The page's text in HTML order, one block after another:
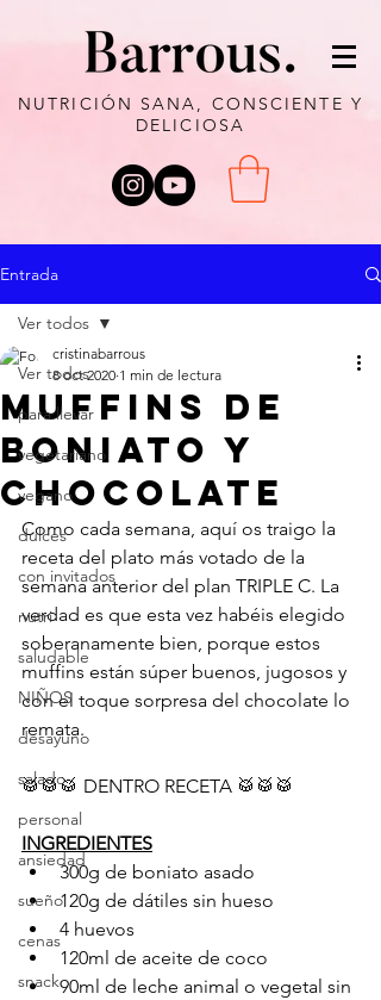
NUTRICIÓN SANA, CONSCIENTE Y
DELICIOSA
Entrada
Ver todos
para llevar
vegetariano
vegano
dulces
con invitados
nutri
saludable
NIÑOS
desayuno
salado
personal
ansiedad
sueño
cenas
snack
Ver todos
MUFFINS DE
BONIATO Y
CHOCOLATE
cristinabarrous
8 oct 2020 1 min de lectura
Como cada semana, aquí os traigo la
receta del plato más votado de la
semana anterior del plan TRIPLE C. La
verdad es que esta vez habéis elegido
soberanamente bien, porque estos
muffins están súper buenos, jugosos y
con el toque sorpresa del chocolate lo
remata.
🥁🥁🥁 DENTRO RECETA 🥁🥁🥁
INGREDIENTES
300g de boniato asado
120g de dátiles sin hueso
4 huevos
120ml de aceite de coco
90ml de leche animal o vegetal sin